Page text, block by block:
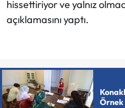
hissettiriyor ve yalnız
açıklamasını yaptı.
Örnek